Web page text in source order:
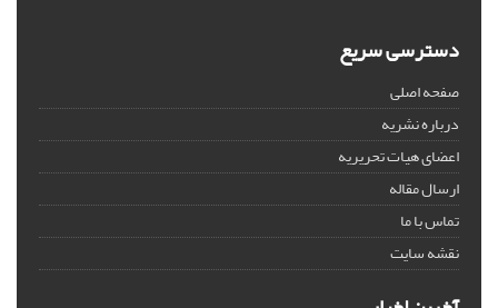
دسترسی سریع
صفحه اصلی
درباره نشریه
اعضای هیات تحریریه
ارسال مقاله
تماس با ما
نقشه سایت